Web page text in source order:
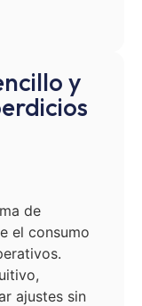
y
de
el consumo
ajustes sin